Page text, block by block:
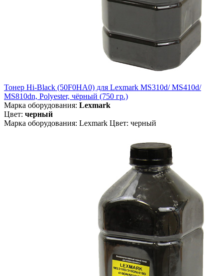
Тонер Hi-Black (50F0HA0) для Lexmark MS310d/ MS410d/
MS810dn, Polyester, чёрный (750 гр.)
Марка оборудования: Lexmark
Цвет: черный
Марка оборудования: Lexmark Цвет: черный